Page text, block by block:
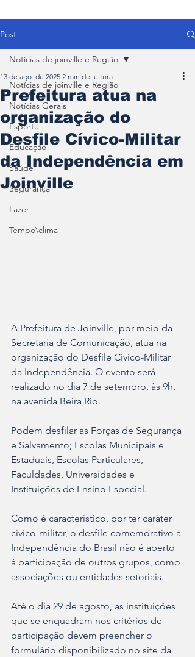
Post
Notícias de joinville e Região
Notícias Gerais
Esporte
Educação
Saúde
Segurança
Lazer
Tempo\clima
Notícias de joinville e Região
Prefeitura atua na
organização do
Desfile Cívico-Militar
da Independência em
Joinville
13 de ago. de 2025 2 min de leitura
A Prefeitura de Joinville, por meio da
Secretaria de Comunicação, atua na
organização do Desfile Cívico-Militar
da Independência. O evento será
realizado no dia 7 de setembro, às 9h,
na avenida Beira Rio.
Podem desfilar as Forças de Segurança
e Salvamento; Escolas Municipais e
Estaduais, Escolas Particulares,
Faculdades, Universidades e
Instituições de Ensino Especial.
Como é característico, por ter caráter
cívico-militar, o desfile comemorativo à
Independência do Brasil não é aberto
à participação de outros grupos, como
associações ou entidades setoriais.
Até o dia 29 de agosto, as instituições
que se enquadram nos critérios de
participação devem preencher o
formulário disponibilizado no site da